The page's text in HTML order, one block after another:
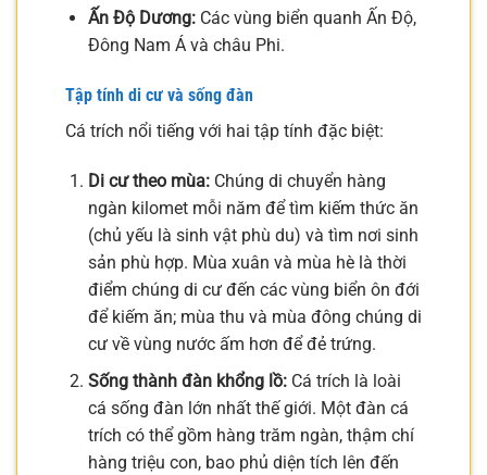
Ấn Độ Dương:Các vùng biển quanh Ấn Độ,
Đông Nam Á và châu Phi.
Tập tính di cư và sống đàn
Cá trích nổi tiếng với hai tập tính đặc biệt:
Di cư theo mùa:Chúng di chuyển hàng
ngàn kilomet mỗi năm để tìm kiếm thức ăn
(chủ yếu là sinh vật phù du) và tìm nơi sinh
sản phù hợp. Mùa xuân và mùa hè là thời
điểm chúng di cư đến các vùng biển ôn đới
để kiếm ăn; mùa thu và mùa đông chúng di
cư về vùng nước ấm hơn để đẻ trứng.
Sống thành đàn khổng lồ:Cá trích là loài
cá sống đàn lớn nhất thế giới. Một đàn cá
trích có thể gồm hàng trăm ngàn, thậm chí
hàng triệu con, bao phủ diện tích lên đến